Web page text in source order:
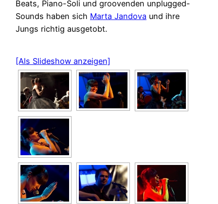
Beats, Piano-Soli und groovenden unplugged-
Sounds haben sich Marta Jandova und ihre
Jungs richtig ausgetobt.
[Als Slideshow anzeigen]